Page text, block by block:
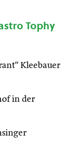
Tophy
Kleebauer
in der